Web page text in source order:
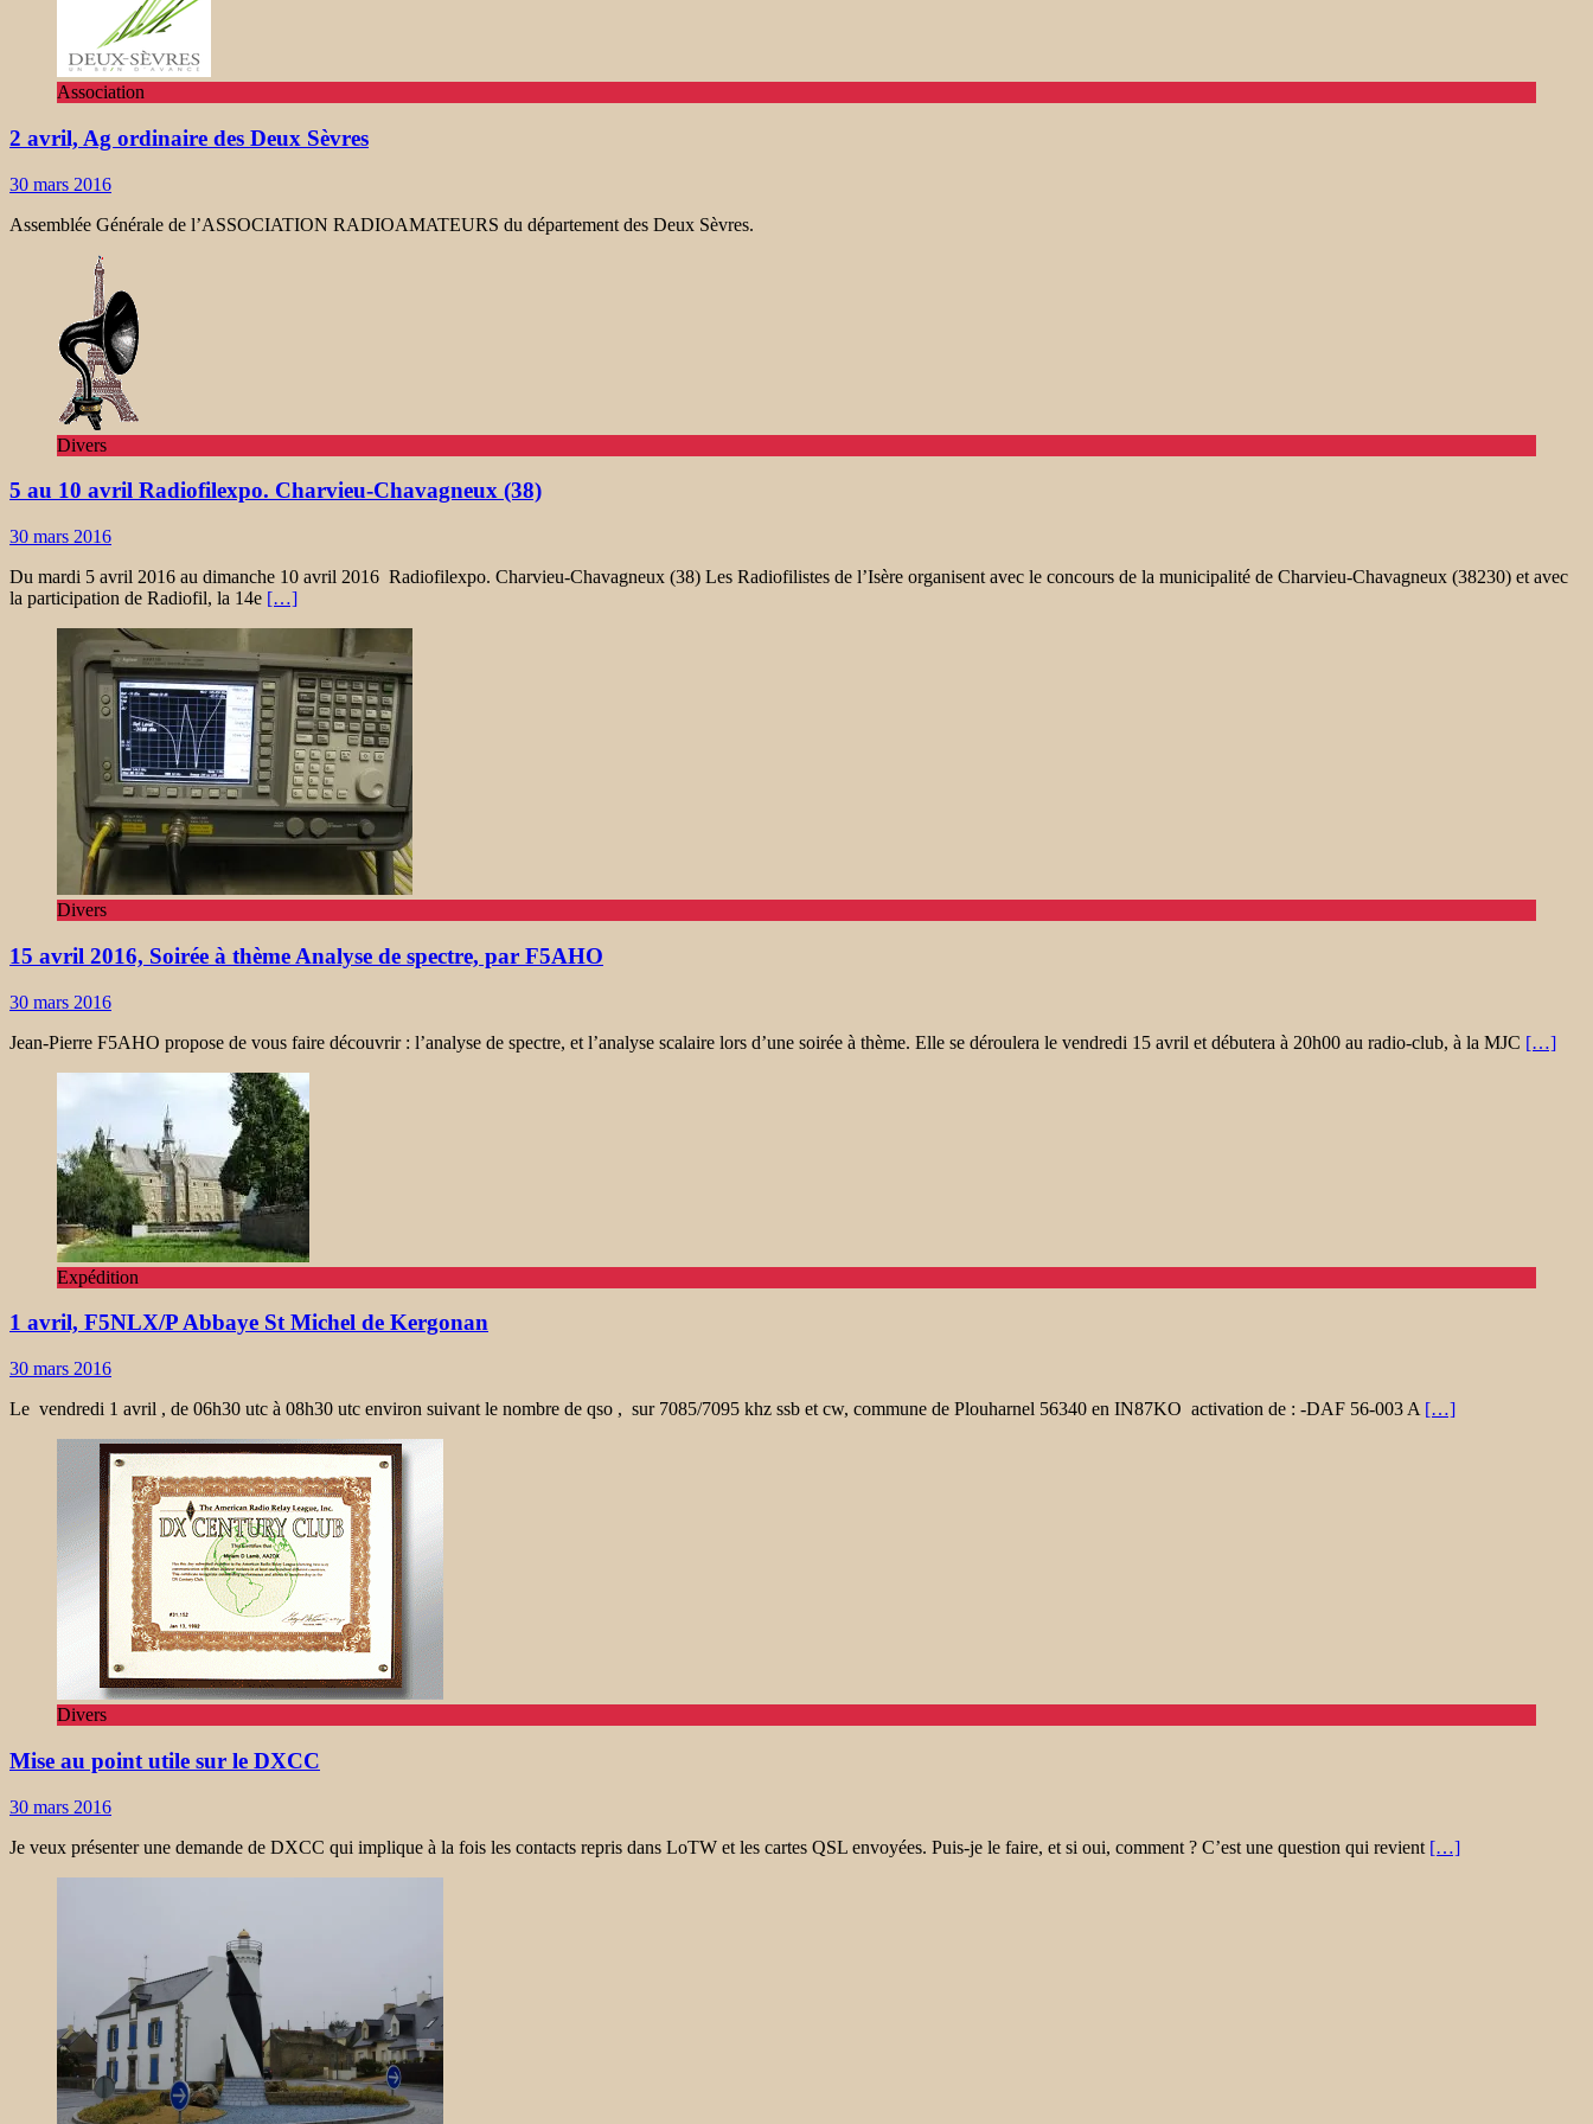
Association
2 avril, Ag ordinaire des Deux Sèvres
30 mars 2016
Assemblée Générale de l’ASSOCIATION RADIOAMATEURS du département des Deux Sèvres.
Divers
5 au 10 avril Radiofilexpo. Charvieu-Chavagneux (38)
30 mars 2016
Du mardi 5 avril 2016 au dimanche 10 avril 2016 Radiofilexpo. Charvieu-Chavagneux (38) Les Radiofilistes de l’Isère organisent avec le concours de la municipalité de Charvieu-Chavagneux (38230) et avec
la participation de Radiofil, la 14e […]
Divers
15 avril 2016, Soirée à thème Analyse de spectre, par F5AHO
30 mars 2016
Jean-Pierre F5AHO propose de vous faire découvrir : l’analyse de spectre, et l’analyse scalaire lors d’une soirée à thème. Elle se déroulera le vendredi 15 avril et débutera à 20h00 au radio-club, à la MJC […]
Expédition
1 avril, F5NLX/P Abbaye St Michel de Kergonan
30 mars 2016
Le vendredi 1 avril , de 06h30 utc à 08h30 utc environ suivant le nombre de qso , sur 7085/7095 khz ssb et cw, commune de Plouharnel 56340 en IN87KO activation de : -DAF 56-003 A […]
Divers
Mise au point utile sur le DXCC
30 mars 2016
Je veux présenter une demande de DXCC qui implique à la fois les contacts repris dans LoTW et les cartes QSL envoyées. Puis-je le faire, et si oui, comment ? C’est une question qui revient […]